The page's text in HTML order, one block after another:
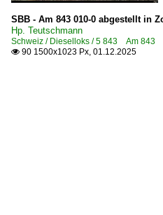
SBB - Am 843 010-0 abgestellt in
Hp. Teutschmann
Schweiz / Dieselloks / 5 843 Am 843
 90 1500x1023 Px, 01.12.2025